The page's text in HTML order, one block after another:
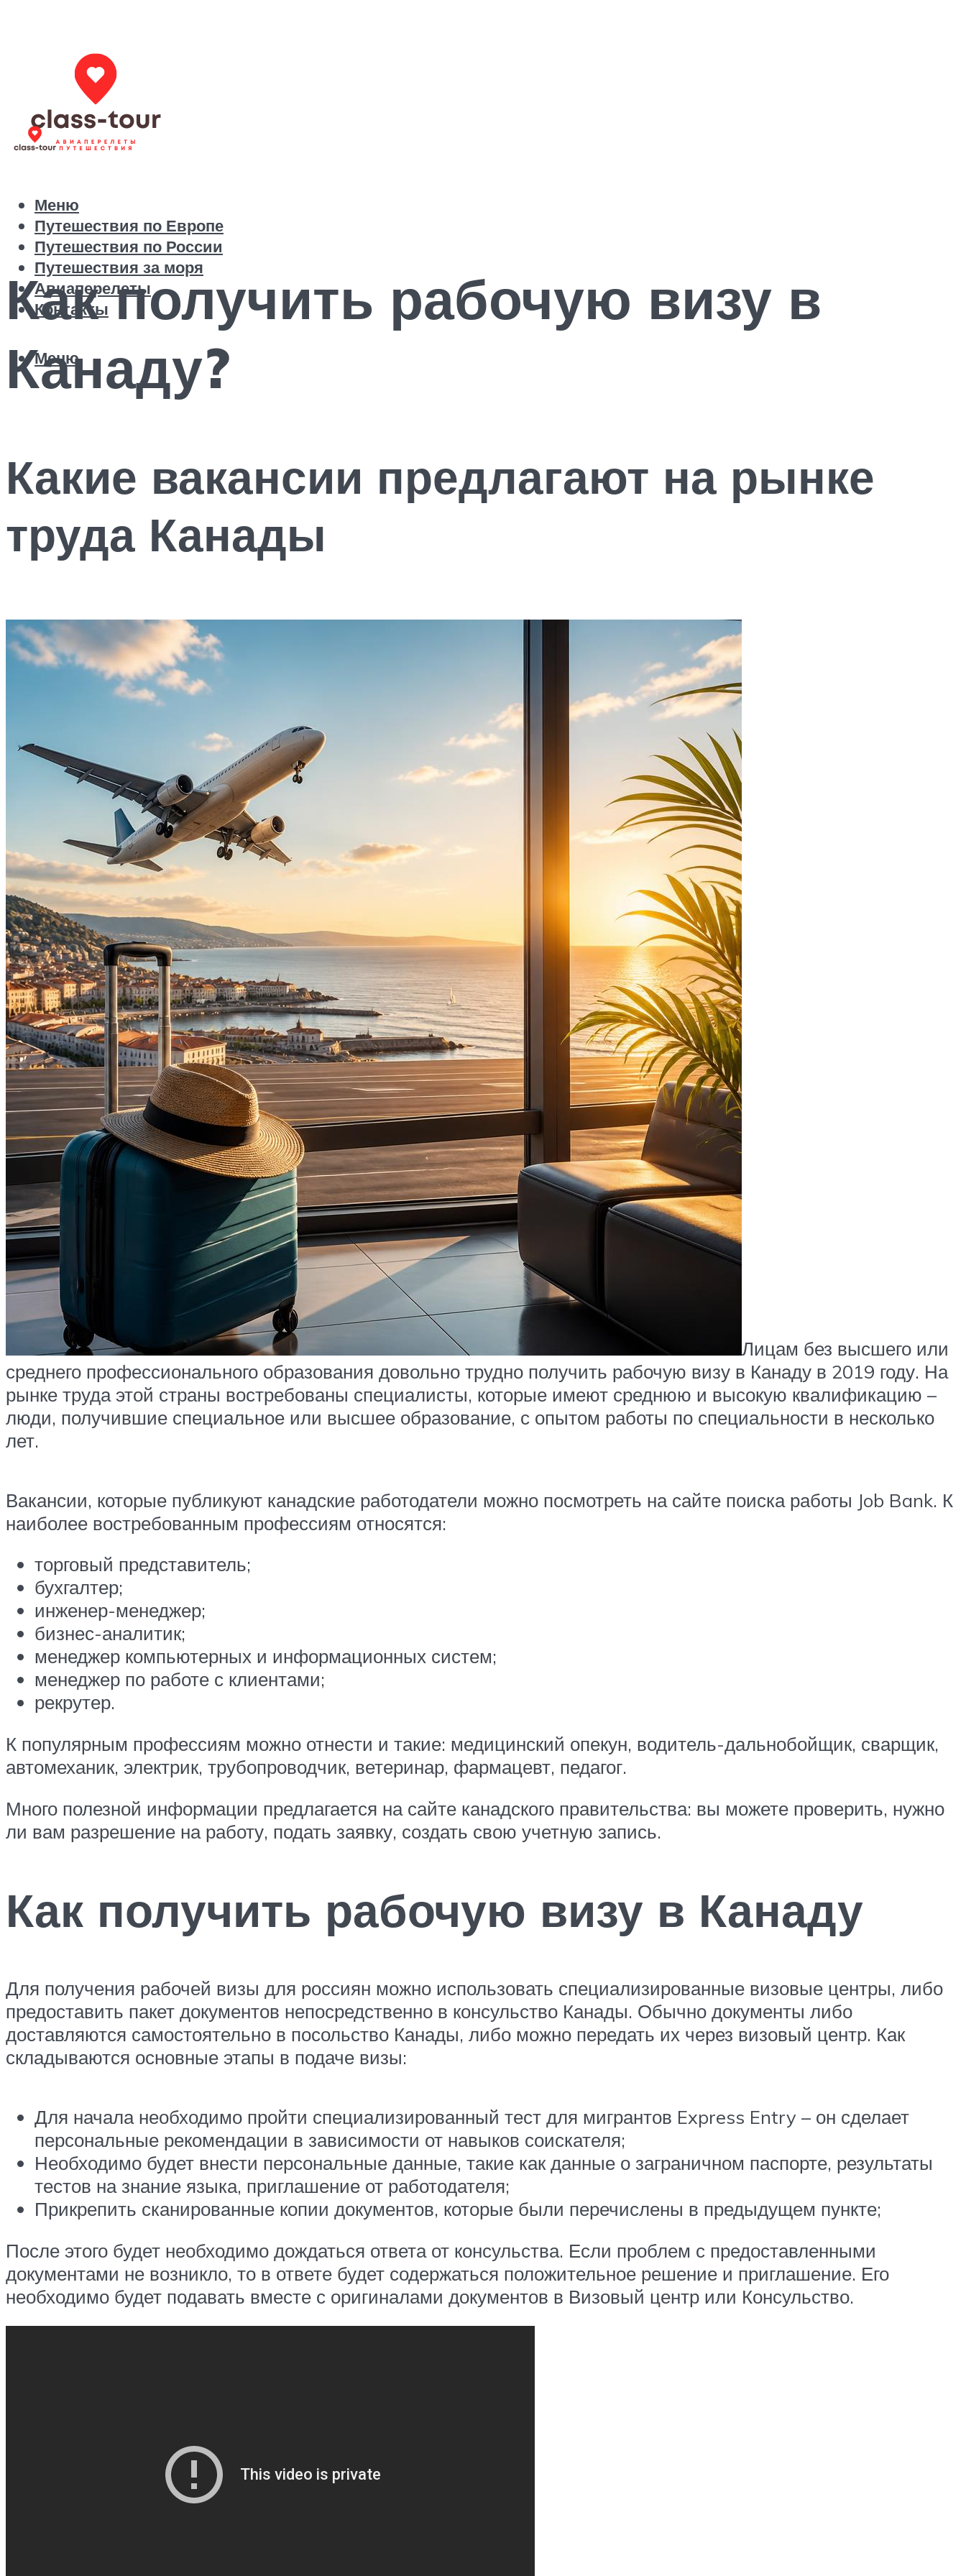
Путешествия по Европе
Путешествия по России
Путешествия за моря
Авиаперелеты
Контакты
Меню
Меню
Как получить рабочую визу в
Канаду?
Какие вакансии предлагают на рынке
труда Канады
Лицам без высшего или
среднего профессионального образования довольно трудно получить рабочую визу в Канаду в 2019 году. На
рынке труда этой страны востребованы специалисты, которые имеют среднюю и высокую квалификацию –
люди, получившие специальное или высшее образование, с опытом работы по специальности в несколько
лет.
Вакансии, которые публикуют канадские работодатели можно посмотреть на сайте поиска работы Job Bank. К
наиболее востребованным профессиям относятся:
торговый представитель;
бухгалтер;
инженер-менеджер;
бизнес-аналитик;
менеджер компьютерных и информационных систем;
менеджер по работе с клиентами;
рекрутер.
К популярным профессиям можно отнести и такие: медицинский опекун, водитель-дальнобойщик, сварщик,
автомеханик, электрик, трубопроводчик, ветеринар, фармацевт, педагог.
Много полезной информации предлагается на сайте канадского правительства: вы можете проверить, нужно
ли вам разрешение на работу, подать заявку, создать свою учетную запись.
Как получить рабочую визу в Канаду
Для получения рабочей визы для россиян можно использовать специализированные визовые центры, либо
предоставить пакет документов непосредственно в консульство Канады. Обычно документы либо
доставляются самостоятельно в посольство Канады, либо можно передать их через визовый центр. Как
складываются основные этапы в подаче визы:
Для начала необходимо пройти специализированный тест для мигрантов Express Entry – он сделает
персональные рекомендации в зависимости от навыков соискателя;
Необходимо будет внести персональные данные, такие как данные о заграничном паспорте, результаты
тестов на знание языка, приглашение от работодателя;
Прикрепить сканированные копии документов, которые были перечислены в предыдущем пункте;
После этого будет необходимо дождаться ответа от консульства. Если проблем с предоставленными
документами не возникло, то в ответе будет содержаться положительное решение и приглашение. Его
необходимо будет подавать вместе с оригиналами документов в Визовый центр или Консульство.